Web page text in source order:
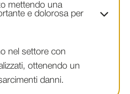
mettendo una
e dolorosa per
nel settore con
ottenendo un
danni.